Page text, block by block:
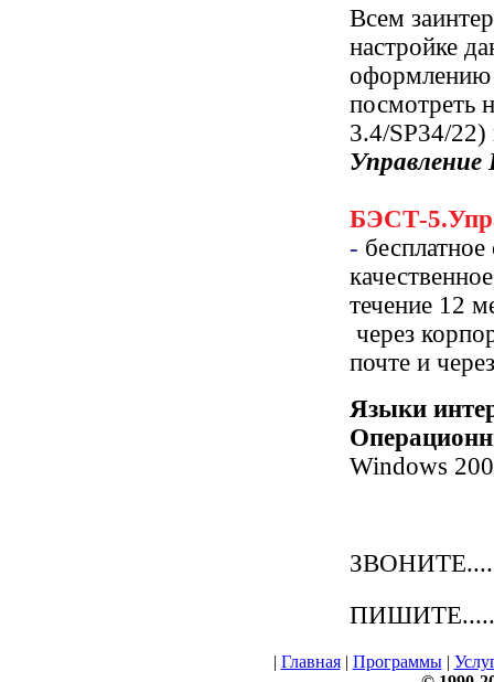
Всем
настройке
оформлению
посмотреть
3.4/SP34/
БЭСТ-
-
течение 12
через
почте и
Языки
Windows
| Главная| Программы|